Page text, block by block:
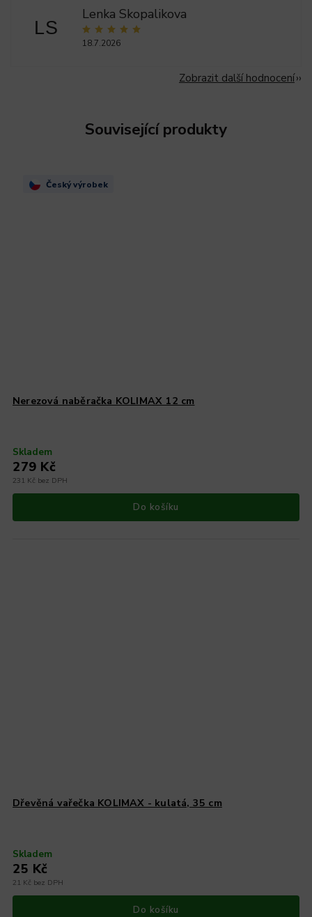
LS
Lenka Skopalikova
18.7.2026
Zobrazit další hodnocení
Související produkty
Český výrobek
Nerezová naběračka KOLIMAX 12 cm
Skladem
231 Kč bez DPH
279 Kč
Do košíku
Dřevěná vařečka KOLIMAX - kulatá, 35 cm
Skladem
21 Kč bez DPH
25 Kč
Do košíku